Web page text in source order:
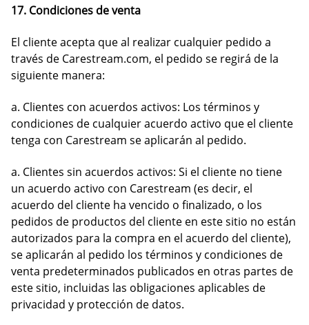
17. Condiciones de venta
El cliente acepta que al realizar cualquier pedido a
través de Carestream.com, el pedido se regirá de la
siguiente manera:
a. Clientes con acuerdos activos: Los términos y
condiciones de cualquier acuerdo activo que el cliente
tenga con Carestream se aplicarán al pedido.
a. Clientes sin acuerdos activos: Si el cliente no tiene
un acuerdo activo con Carestream (es decir, el
acuerdo del cliente ha vencido o finalizado, o los
pedidos de productos del cliente en este sitio no están
autorizados para la compra en el acuerdo del cliente),
se aplicarán al pedido los términos y condiciones de
venta predeterminados publicados en otras partes de
este sitio, incluidas las obligaciones aplicables de
privacidad y protección de datos.